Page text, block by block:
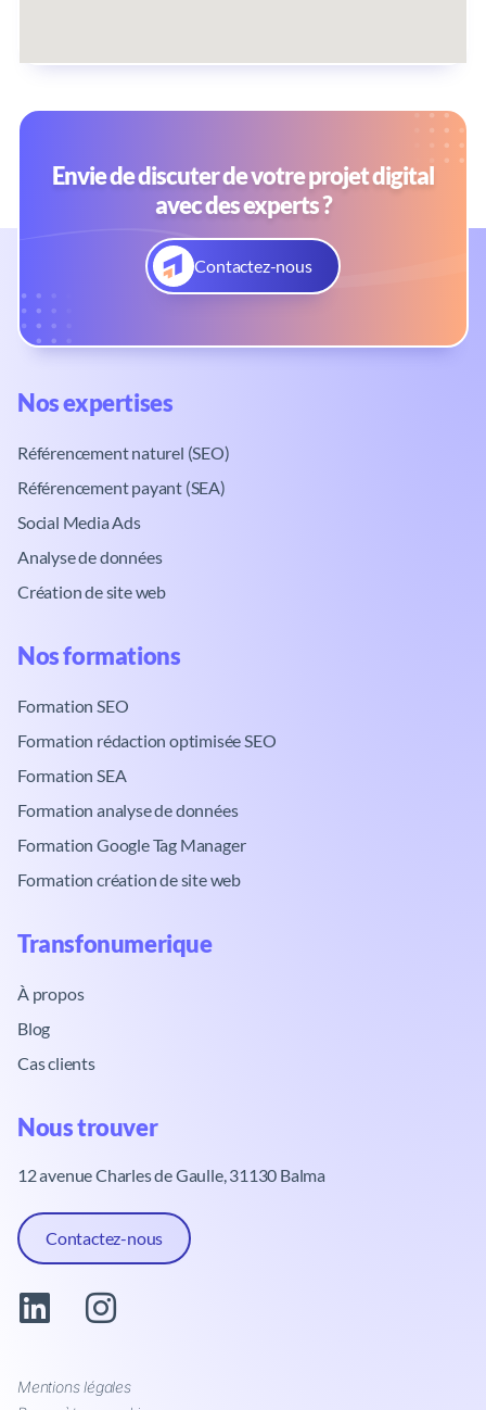
Envie de discuter de votre projet digital
avec des experts ?
Contactez-nous
Nos expertises​
Référencement naturel (SEO)
Référencement payant (SEA)
Social Media Ads
Analyse de données
Création de site web
Nos formations​
Formation SEO
Formation rédaction optimisée SEO
Formation SEA
Formation analyse de données
Formation Google Tag Manager
Formation création de site web
Transfonumerique​
À propos
Blog
Cas clients
Nous trouver​
12 avenue Charles de Gaulle, 31130 Balma
Contactez-nous
Mentions légales